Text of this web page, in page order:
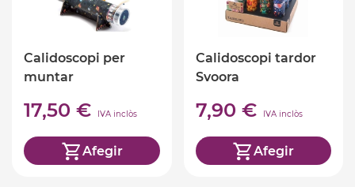
Calidoscopi per
muntar
17,50 € IVA inclòs
Afegir
Calidoscopi tardor
Svoora
7,90 € IVA inclòs
Afegir